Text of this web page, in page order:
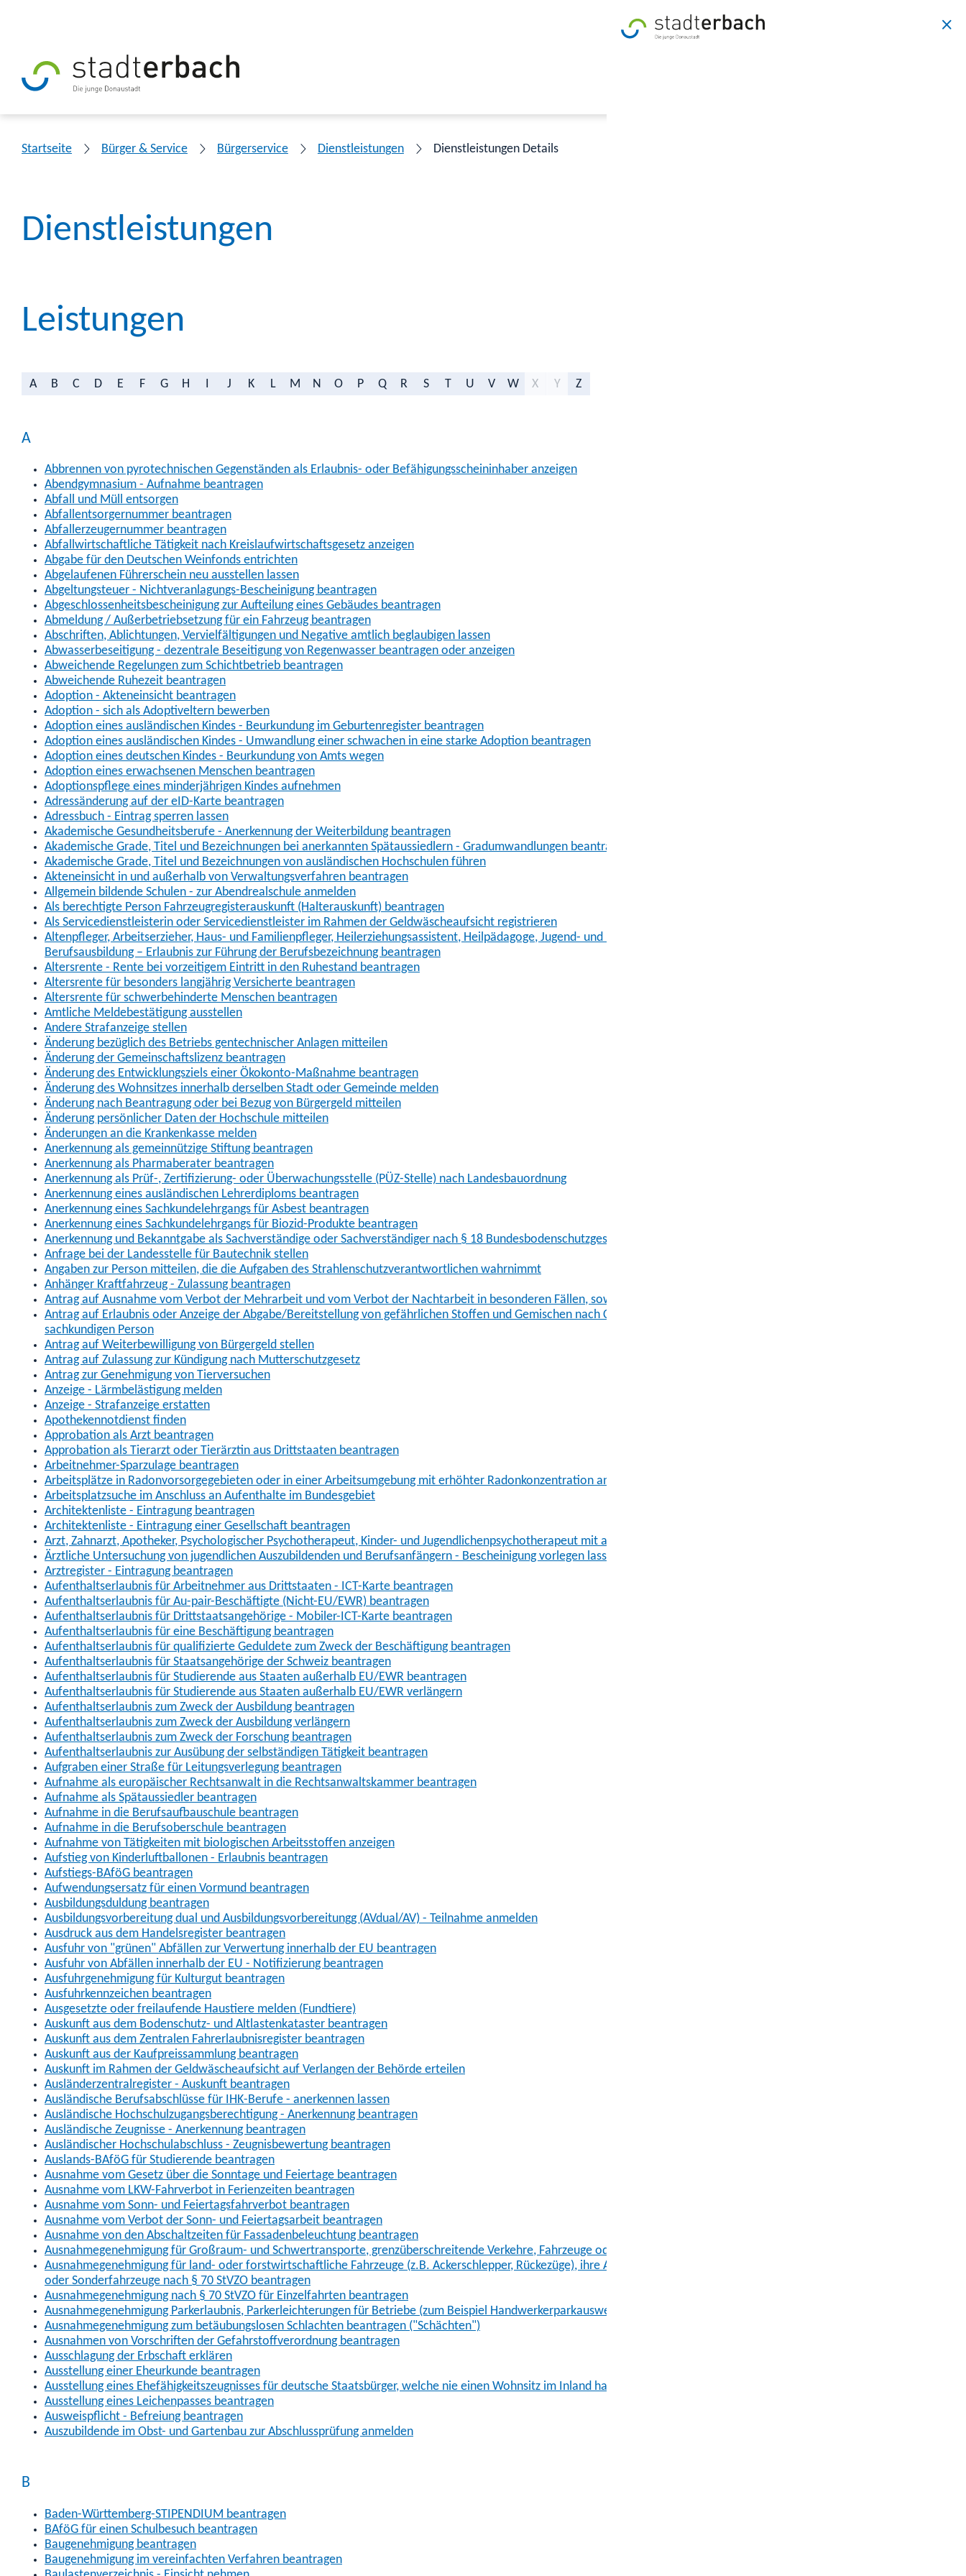
Startseite Bürger & Service Bürgerservice Dienstleistungen Dienstleistungen Details
Dienstleistungen
Leistungen
A B C D E F G H J K L M N O P Q R S T U V W X Y Z
A
Abbrennen von pyrotechnischen Gegenständen als Erlaubnis- oder Befähigungsscheininhaber anzeigen
Abendgymnasium - Aufnahme beantragen
Abfall und Müll entsorgen
Abfallentsorgernummer beantragen
Abfallerzeugernummer beantragen
Abfallwirtschaftliche Tätigkeit nach Kreislaufwirtschaftsgesetz anzeigen
Abgabe für den Deutschen Weinfonds entrichten
Abgelaufenen Führerschein neu ausstellen lassen
Abgeltungsteuer - Nichtveranlagungs-Bescheinigung beantragen
Abgeschlossenheitsbescheinigung zur Aufteilung eines Gebäudes beantragen
Abmeldung / Außerbetriebsetzung für ein Fahrzeug beantragen
Abschriften, Ablichtungen, Vervielfältigungen und Negative amtlich beglaubigen lassen
Abwasserbeseitigung - dezentrale Beseitigung von Regenwasser beantragen oder anzeigen
Abweichende Regelungen zum Schichtbetrieb beantragen
Abweichende Ruhezeit beantragen
Adoption - Akteneinsicht beantragen
Adoption - sich als Adoptiveltern bewerben
Adoption eines ausländischen Kindes - Beurkundung im Geburtenregister beantragen
Adoption eines ausländischen Kindes - Umwandlung einer schwachen in eine starke Adoption beantragen
Adoption eines deutschen Kindes - Beurkundung von Amts wegen
Adoption eines erwachsenen Menschen beantragen
Adoptionspflege eines minderjährigen Kindes aufnehmen
Adressänderung auf der eID-Karte beantragen
Adressbuch - Eintrag sperren lassen
Akademische Gesundheitsberufe - Anerkennung der Weiterbildung beantragen
Akademische Grade, Titel und Bezeichnungen bei anerkannten Spätaussiedlern - Gradumwandlungen beantragen
Akademische Grade, Titel und Bezeichnungen von ausländischen Hochschulen führen
Akteneinsicht in und außerhalb von Verwaltungsverfahren beantragen
Allgemein bildende Schulen - zur Abendrealschule anmelden
Als berechtigte Person Fahrzeugregisterauskunft (Halterauskunft) beantragen
Als Servicedienstleisterin oder Servicedienstleister im Rahmen der Geldwäscheaufsicht registrieren
Altenpfleger, Arbeitserzieher, Haus- und Familienpfleger, Heilerziehungsassistent, Heilpädagoge, Jugend- und Heimerzieher, Sozialarbeiter, Sozialpädagoge mit ausländischer
Berufsausbildung – Erlaubnis zur Führung der Berufsbezeichnung beantragen
Altersrente - Rente bei vorzeitigem Eintritt in den Ruhestand beantragen
Altersrente für besonders langjährig Versicherte beantragen
Altersrente für schwerbehinderte Menschen beantragen
Amtliche Meldebestätigung ausstellen
Andere Strafanzeige stellen
Änderung bezüglich des Betriebs gentechnischer Anlagen mitteilen
Änderung der Gemeinschaftslizenz beantragen
Änderung des Entwicklungsziels einer Ökokonto-Maßnahme beantragen
Änderung des Wohnsitzes innerhalb derselben Stadt oder Gemeinde melden
Änderung nach Beantragung oder bei Bezug von Bürgergeld mitteilen
Änderung persönlicher Daten der Hochschule mitteilen
Änderungen an die Krankenkasse melden
Anerkennung als gemeinnützige Stiftung beantragen
Anerkennung als Pharmaberater beantragen
Anerkennung als Prüf-, Zertifizierung- oder Überwachungsstelle (PÜZ-Stelle) nach Landesbauordnung
Anerkennung eines ausländischen Lehrerdiploms beantragen
Anerkennung eines Sachkundelehrgangs für Asbest beantragen
Anerkennung eines Sachkundelehrgangs für Biozid-Produkte beantragen
Anerkennung und Bekanntgabe als Sachverständige oder Sachverständiger nach § 18 Bundesbodenschutzgesetz
Anfrage bei der Landesstelle für Bautechnik stellen
Angaben zur Person mitteilen, die die Aufgaben des Strahlenschutzverantwortlichen wahrnimmt
Anhänger Kraftfahrzeug - Zulassung beantragen
Antrag auf Ausnahme vom Verbot der Mehrarbeit und vom Verbot der Nachtarbeit in besonderen Fällen, sowie der Art der Arbeit und dem Arbeitstempo
Antrag auf Erlaubnis oder Anzeige der Abgabe/Bereitstellung von gefährlichen Stoffen und Gemischen nach ChemVerbotsV sowie Änderungsanzeigen bei Wechsel der
sachkundigen Person
Antrag auf Weiterbewilligung von Bürgergeld stellen
Antrag auf Zulassung zur Kündigung nach Mutterschutzgesetz
Antrag zur Genehmigung von Tierversuchen
Anzeige - Lärmbelästigung melden
Anzeige - Strafanzeige erstatten
Apothekennotdienst finden
Approbation als Arzt beantragen
Approbation als Tierarzt oder Tierärztin aus Drittstaaten beantragen
Arbeitnehmer-Sparzulage beantragen
Arbeitsplätze in Radonvorsorgegebieten oder in einer Arbeitsumgebung mit erhöhter Radonkonzentration anmelden
Arbeitsplatzsuche im Anschluss an Aufenthalte im Bundesgebiet
Architektenliste - Eintragung beantragen
Architektenliste - Eintragung einer Gesellschaft beantragen
Arzt, Zahnarzt, Apotheker, Psychologischer Psychotherapeut, Kinder- und Jugendlichenpsychotherapeut mit ausländischer Berufsausbildung – Approbation beantragen
Ärztliche Untersuchung von jugendlichen Auszubildenden und Berufsanfängern - Bescheinigung vorlegen lassen
Arztregister - Eintragung beantragen
Aufenthaltserlaubnis für Arbeitnehmer aus Drittstaaten - ICT-Karte beantragen
Aufenthaltserlaubnis für Au-pair-Beschäftigte (Nicht-EU/EWR) beantragen
Aufenthaltserlaubnis für Drittstaatsangehörige - Mobiler-ICT-Karte beantragen
Aufenthaltserlaubnis für eine Beschäftigung beantragen
Aufenthaltserlaubnis für qualifizierte Geduldete zum Zweck der Beschäftigung beantragen
Aufenthaltserlaubnis für Staatsangehörige der Schweiz beantragen
Aufenthaltserlaubnis für Studierende aus Staaten außerhalb EU/EWR beantragen
Aufenthaltserlaubnis für Studierende aus Staaten außerhalb EU/EWR verlängern
Aufenthaltserlaubnis zum Zweck der Ausbildung beantragen
Aufenthaltserlaubnis zum Zweck der Ausbildung verlängern
Aufenthaltserlaubnis zum Zweck der Forschung beantragen
Aufenthaltserlaubnis zur Ausübung der selbständigen Tätigkeit beantragen
Aufgraben einer Straße für Leitungsverlegung beantragen
Aufnahme als europäischer Rechtsanwalt in die Rechtsanwaltskammer beantragen
Aufnahme als Spätaussiedler beantragen
Aufnahme in die Berufsaufbauschule beantragen
Aufnahme in die Berufsoberschule beantragen
Aufnahme von Tätigkeiten mit biologischen Arbeitsstoffen anzeigen
Aufstieg von Kinderluftballonen - Erlaubnis beantragen
Aufstiegs-BAföG beantragen
Aufwendungsersatz für einen Vormund beantragen
Ausbildungsduldung beantragen
Ausbildungsvorbereitung dual und Ausbildungsvorbereitungg (AVdual/AV) - Teilnahme anmelden
Ausdruck aus dem Handelsregister beantragen
Ausfuhr von "grünen" Abfällen zur Verwertung innerhalb der EU beantragen
Ausfuhr von Abfällen innerhalb der EU - Notifizierung beantragen
Ausfuhrgenehmigung für Kulturgut beantragen
Ausfuhrkennzeichen beantragen
Ausgesetzte oder freilaufende Haustiere melden (Fundtiere)
Auskunft aus dem Bodenschutz- und Altlastenkataster beantragen
Auskunft aus dem Zentralen Fahrerlaubnisregister beantragen
Auskunft aus der Kaufpreissammlung beantragen
Auskunft im Rahmen der Geldwäscheaufsicht auf Verlangen der Behörde erteilen
Ausländerzentralregister - Auskunft beantragen
Ausländische Berufsabschlüsse für IHK-Berufe - anerkennen lassen
Ausländische Hochschulzugangsberechtigung - Anerkennung beantragen
Ausländische Zeugnisse - Anerkennung beantragen
Ausländischer Hochschulabschluss - Zeugnisbewertung beantragen
Auslands-BAföG für Studierende beantragen
Ausnahme vom Gesetz über die Sonntage und Feiertage beantragen
Ausnahme vom LKW-Fahrverbot in Ferienzeiten beantragen
Ausnahme vom Sonn- und Feiertagsfahrverbot beantragen
Ausnahme vom Verbot der Sonn- und Feiertagsarbeit beantragen
Ausnahme von den Abschaltzeiten für Fassadenbeleuchtung beantragen
Ausnahmegenehmigung für Großraum- und Schwertransporte, grenzüberschreitende Verkehre, Fahrzeuge oder Fahrzeugkombinationen nach § 70 StVZO beantragen
Ausnahmegenehmigung für land- oder forstwirtschaftliche Fahrzeuge (z.B. Ackerschlepper, Rückezüge), ihre Anhänger, Arbeitsmaschinen (z.B. Gabelstapler, Mähdrescher)
oder Sonderfahrzeuge nach § 70 StVZO beantragen
Ausnahmegenehmigung nach § 70 StVZO für Einzelfahrten beantragen
Ausnahmegenehmigung Parkerlaubnis, Parkerleichterungen für Betriebe (zum Beispiel Handwerkerparkausweis)
Ausnahmegenehmigung zum betäubungslosen Schlachten beantragen ("Schächten")
Ausnahmen von Vorschriften der Gefahrstoffverordnung beantragen
Ausschlagung der Erbschaft erklären
Ausstellung einer Eheurkunde beantragen
Ausstellung eines Ehefähigkeitszeugnisses für deutsche Staatsbürger, welche nie einen Wohnsitz im Inland hatten
Ausstellung eines Leichenpasses beantragen
Ausweispflicht - Befreiung beantragen
Auszubildende im Obst- und Gartenbau zur Abschlussprüfung anmelden
B
Baden-Württemberg-STIPENDIUM beantragen
BAföG für einen Schulbesuch beantragen
Baugenehmigung beantragen
Baugenehmigung im vereinfachten Verfahren beantragen